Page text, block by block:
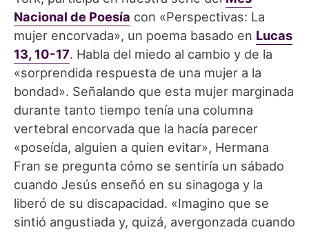
Nacional de Poesía con «Perspectivas: La
mujer encorvada», un poema basado en Lucas
13, 10-17. Habla del miedo al cambio y de la
«sorprendida respuesta de una mujer a la
bondad». Señalando que esta mujer marginada
durante tanto tiempo tenía una columna
vertebral encorvada que la hacía parecer
«poseída, alguien a quien evitar», Hermana
Fran se pregunta cómo se sentiría un sábado
cuando Jesús enseñó en su sinagoga y la
liberó de su discapacidad. «Imagino que se
sintió angustiada y, quizá, avergonzada cuando